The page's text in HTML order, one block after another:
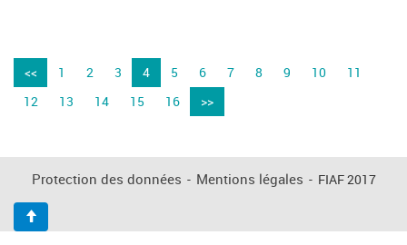
<< 1 2 3 4 5 6 7 8 9 10
11
12
13 14 15 16 >>
Protection des données - Mentions légales - FIAF 2017